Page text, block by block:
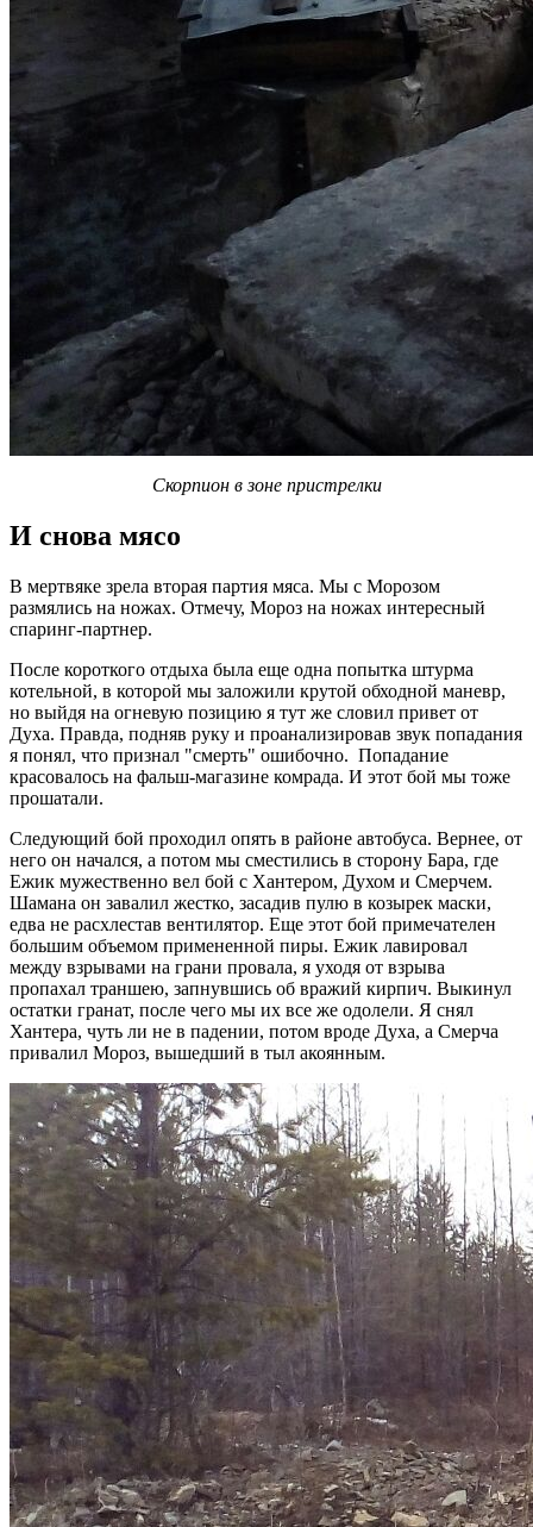
Скорпион в зоне пристрелки
И снова мясо
В мертвяке зрела вторая партия мяса. Мы с Морозом
размялись на ножах. Отмечу, Мороз на ножах интересный
спаринг-партнер.
После короткого отдыха была еще одна попытка штурма
котельной, в которой мы заложили крутой обходной маневр,
но выйдя на огневую позицию я тут же словил привет от
Духа. Правда, подняв руку и проанализировав звук попадания
я понял, что признал "смерть" ошибочно. Попадание
красовалось на фальш-магазине комрада. И этот бой мы тоже
прошатали.
Следующий бой проходил опять в районе автобуса. Вернее, от
него он начался, а потом мы сместились в сторону Бара, где
Ежик мужественно вел бой с Хантером, Духом и Смерчем.
Шамана он завалил жестко, засадив пулю в козырек маски,
едва не расхлестав вентилятор. Еще этот бой примечателен
большим объемом примененной пиры. Ежик лавировал
между взрывами на грани провала, я уходя от взрыва
пропахал траншею, запнувшись об вражий кирпич. Выкинул
остатки гранат, после чего мы их все же одолели. Я снял
Хантера, чуть ли не в падении, потом вроде Духа, а Смерча
привалил Мороз, вышедший в тыл акоянным.